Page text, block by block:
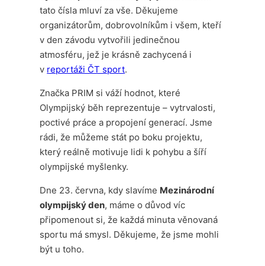
tato čísla mluví za vše. Děkujeme
organizátorům, dobrovolníkům i všem, kteří
v den závodu vytvořili jedinečnou
atmosféru, jež je krásně zachycená i
v reportáži ČT sport.
Značka PRIM si váží hodnot, které
Olympijský běh reprezentuje – vytrvalosti,
poctivé práce a propojení generací. Jsme
rádi, že můžeme stát po boku projektu,
který reálně motivuje lidi k pohybu a šíří
olympijské myšlenky.
Dne 23. června, kdy slavíme Mezinárodní
olympijský den, máme o důvod víc
připomenout si, že každá minuta věnovaná
sportu má smysl. Děkujeme, že jsme mohli
být u toho.